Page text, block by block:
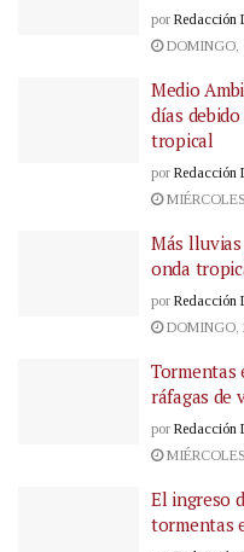
por Redacción
DOMINGO,
Medio
días
tropical
por Redacción
Más
onda
por Redacción
DOMINGO,
Tormentas
ráfagas de
por Redacción
El ingreso
tormentas